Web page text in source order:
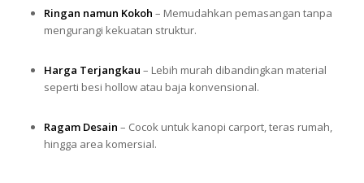
Ringan namun Kokoh – Memudahkan pemasangan tanpa
mengurangi kekuatan struktur.
Harga Terjangkau – Lebih murah dibandingkan material
seperti besi hollow atau baja konvensional.
Ragam Desain – Cocok untuk kanopi carport, teras rumah,
hingga area komersial.